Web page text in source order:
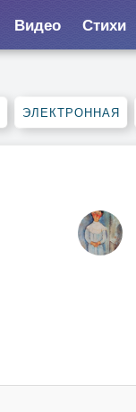
Видео Стихи
ЭЛЕКТРОННАЯ